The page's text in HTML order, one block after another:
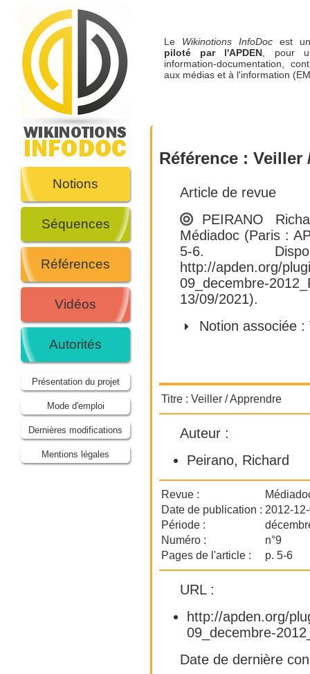
Notions
Séquences
Références
Vidéos
Autorités
Présentation du projet
Mode d'emploi
Dernières modifications
Mentions légales
Le Wikinotions InfoDoc est
piloté par l'APDEN, pour
information-documentation,
aux médias et à l'information
Référence : Veiller
Article de revue
PEIRANO
Médiadoc (Paris :
5-6.
http://apden.org/
09_decembre-
13/09/2021).
Notion associée :
Titre : Veiller / Apprendre
Auteur :
Peirano, Richard
Revue :
Date de publication : 2012-
Période :
Numéro :
n°9
Pages de l'article :
p. 5-6
URL :
http://apden.org/
09_decembre-
Date de dernière